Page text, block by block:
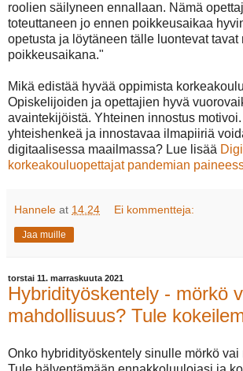
roolien säilyneen ennallaan. Nämä
toteuttaneen jo ennen poikkeusaikaa
opetusta ja löytäneen tälle luontevat tavat
poikkeusaikana."
Mikä edistää hyvää oppimista
Opiskelijoiden ja opettajien hyvä
avaintekijöistä. Yhteinen innostus
yhteishenkeä ja innostavaa ilmapiiriä
digitaalisessa maailmassa? Lue lisää
korkeakouluopettajat pandemian
Hannele at 14.24 Ei kommentteja:
Jaa muille
torstai 11. marraskuuta 2021
Hybridityöskentely - mörkö
mahdollisuus? Tule
Onko hybridityöskentely sinulle mörkö